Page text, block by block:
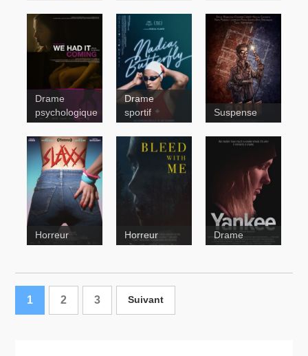
Drame
psychologique
Drame
sportif
Suspense
Horreur Horreur Drame
1 2 3 Suivant